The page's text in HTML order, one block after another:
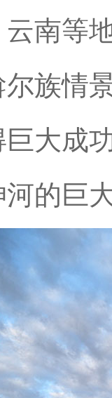
云南等
尔族情
巨大成
河的巨